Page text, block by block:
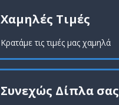
Χαμηλές Τιμές
Κρατάμε τις τιμές μας χαμηλά
Συνεχώς Δίπλα σας